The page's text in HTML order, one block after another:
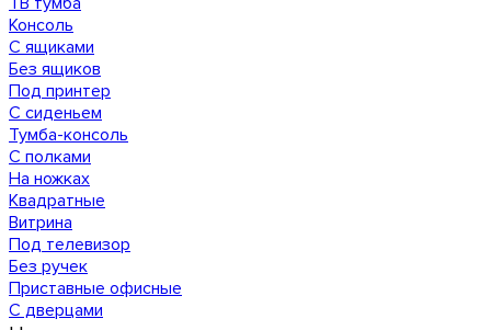
Консоль
С ящиками
Без ящиков
Под принтер
С сиденьем
Тумба-консоль
С полками
На ножках
Квадратные
Витрина
Под телевизор
Без ручек
Приставные офисные
С дверцами